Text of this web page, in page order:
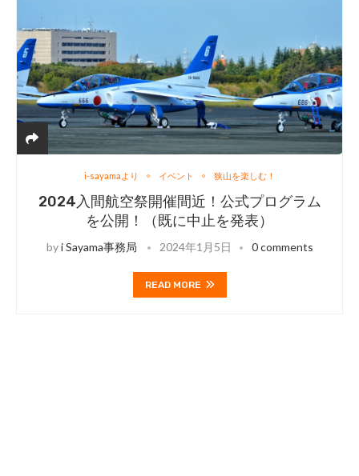
i-sayamaより イベント 狭山を楽しむ！
2024入間航空祭開催間近！公式プログラム
を公開！（既に中止を発表）
byi Sayama事務局 2024年1月5日 0 comments
READ MORE